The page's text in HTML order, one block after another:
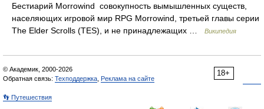
Бестиарий Morrowind совокупность вымышленных существ,
населяющих игровой мир RPG Morrowind, третьей главы серии
The Elder Scrolls (TES), и не принадлежащих …
Википедия
18+
© Академик, 2000-2026
Обратная связь: Техподдержка Реклама на сайте
👣 Путешествия